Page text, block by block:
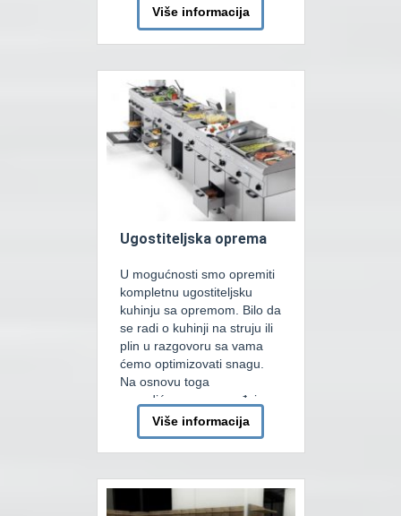
pokretnih arhivskih regala
se ogleda u tome što
zauzima jako malo prostora
komunikacijski prolaz, koji
se prenosi između regala
njihovim pomjeranjem. […]
Više informacija
Ugostiteljska oprema
U mogućnosti smo opremiti
kompletnu ugostiteljsku
kuhinju sa opremom. Bilo da
se radi o kuhinji na struju ili
plin u razgovoru sa vama
ćemo optimizovati snagu.
Na osnovu toga
ponudićemo vam uređaje
tačno za vašu potrebu i po
vašem meniju. Pored
standardne kuhinjske
pasta kukeri, šporeti, roštilji,
kuhinjske nape… nudimo
Više informacija